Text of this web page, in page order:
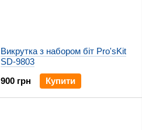
Викрутка з набором біт Pro'sKit
SD-9803
900 грн
Купити